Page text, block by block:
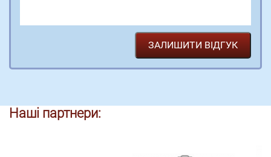
Наші партнери: